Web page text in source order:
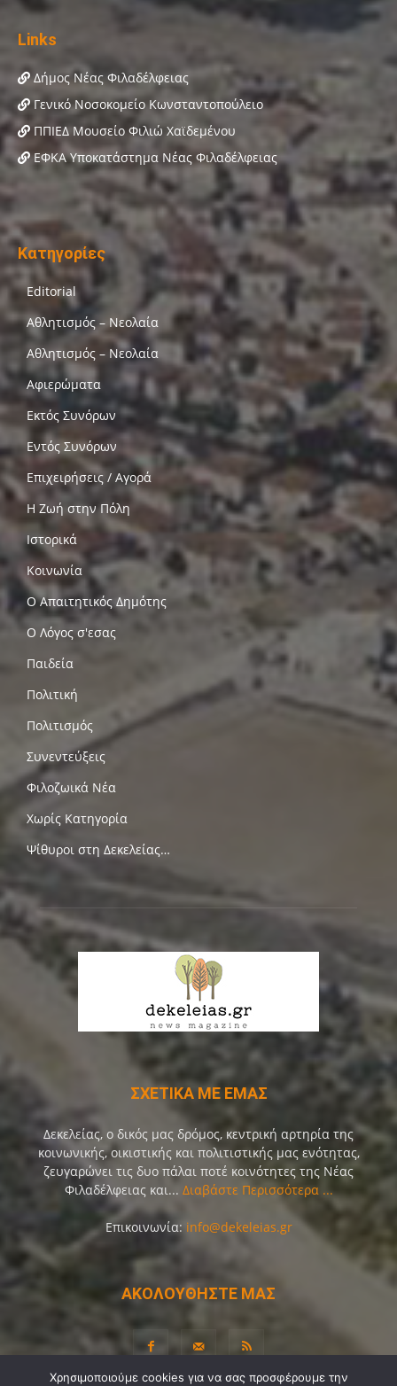
Links
Δήμος Νέας Φιλαδέλφειας
Γενικό Νοσοκομείο Κωνσταντοπούλειο
ΠΠΙΕΔ Μουσείο Φιλιώ Χαϊδεμένου
ΕΦΚΑ Υποκατάστημα Νέας Φιλαδέλφειας
Κατηγορίες
Editorial
Αθλητισμός – Νεολαία
Αθλητισμός – Νεολαία
Αφιερώματα
Εκτός Συνόρων
Εντός Συνόρων
Επιχειρήσεις / Αγορά
Η Ζωή στην Πόλη
Ιστορικά
Κοινωνία
Ο Απαιτητικός Δημότης
Ο Λόγος σ'εσας
Παιδεία
Πολιτική
Πολιτισμός
Συνεντεύξεις
Φιλοζωικά Νέα
Χωρίς Κατηγορία
Ψίθυροι στη Δεκελείας…
ΣΧΕΤΙΚΑ ΜΕ ΕΜΑΣ
Δεκελείας, ο δικός μας δρόμος, κεντρική αρτηρία της
κοινωνικής, οικιστικής και πολιτιστικής μας ενότητας,
ζευγαρώνει τις δυο πάλαι ποτέ κοινότητες της Νέας
Φιλαδέλφειας και... Διαβάστε Περισσότερα ...
Επικοινωνία: info@dekeleias.gr
ΑΚΟΛΟΥΘΗΣΤΕ ΜΑΣ
Χρησιμοποιούμε cookies για να σας προσφέρουμε την